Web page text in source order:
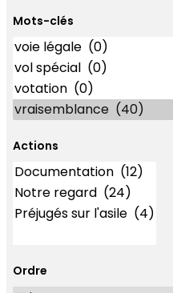
Mots-clés
Mots-clés
Actions
Actions
Ordre